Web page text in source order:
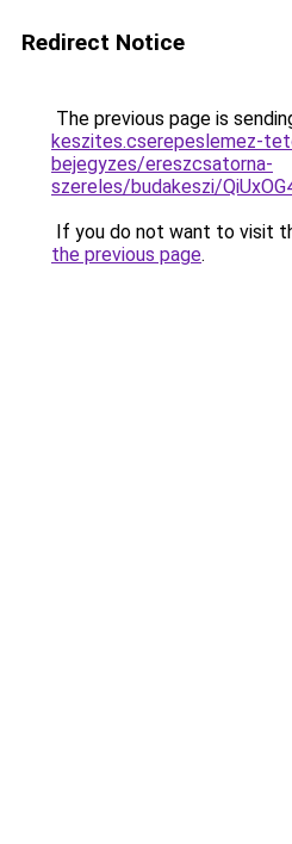
Redirect Notice
The previous page is
keszites.cserepeslemez-
bejegyzes/ereszcsatorna-
szereles/budakeszi/
If you do not want to visit
the previous page.